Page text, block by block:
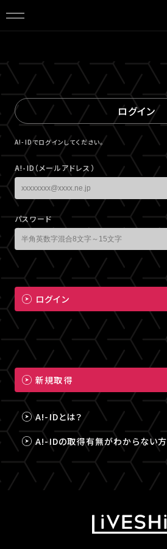
ログイン
A!-IDでログインしてください。
A!-ID（メールアドレス）
パスワード
ログイン
新規取得
A!-IDとは？
A!-IDの取得有無がわからない方